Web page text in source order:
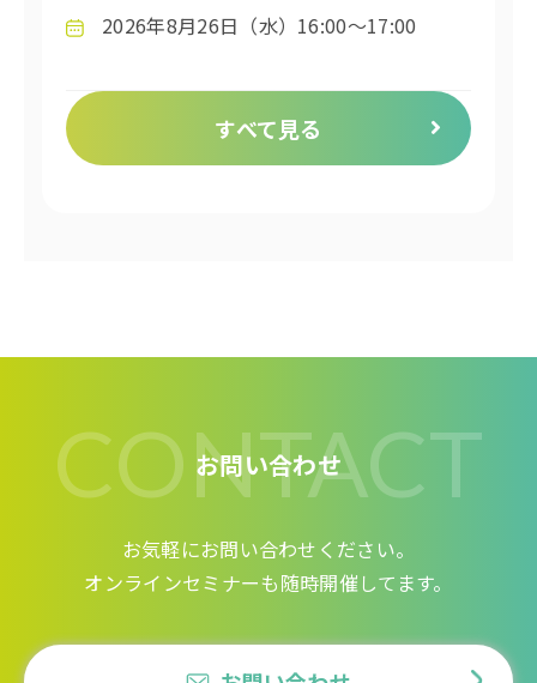
2026年8月26日（水）16:00～17:00
すべて見る
CONTACT
お問い合わせ
お気軽にお問い合わせください。
オンラインセミナーも随時開催してます。